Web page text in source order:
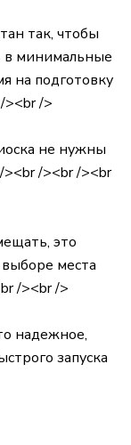
так, чтобы
в минимальные
на подготовку
><br />
не нужны
/><br /><br
это
места
/><br />
надежное,
запуска